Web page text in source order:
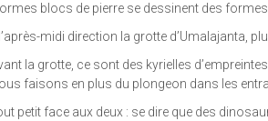
blocs de pierre se dessinent des formes
midi direction la grotte d’Umalajanta,
la grotte, ce sont des kyrielles
faisons en plus du plongeon dans les
petit face aux deux : se dire que des